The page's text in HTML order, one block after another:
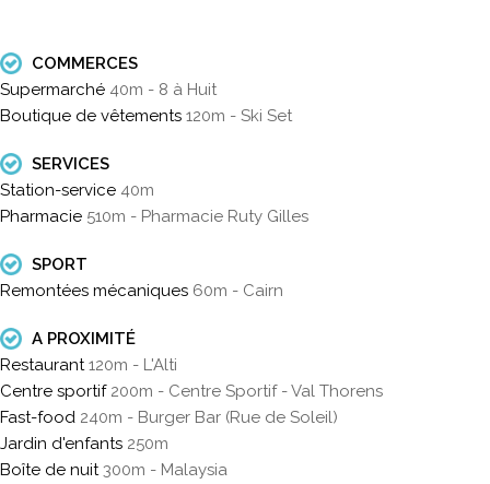
COMMERCES
Supermarché 40m - 8 à Huit
Boutique de vêtements 120m - Ski Set
SERVICES
Station-service 40m
Pharmacie 510m - Pharmacie Ruty Gilles
SPORT
Remontées mécaniques 60m - Cairn
A PROXIMITÉ
Restaurant120m - L'Alti
Centre sportif 200m - Centre Sportif - Val Thorens
Fast-food 240m - Burger Bar (Rue de Soleil)
Jardin d'enfants 250m
Boîte de nuit300m - Malaysia